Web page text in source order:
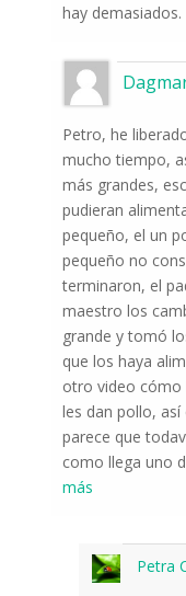
hay demasiados.
Petro, he
mucho tiempo,
más grandes,
pudieran
pequeño, el un
pequeño no
terminaron, el
maestro los
grande y tomó
que los haya
otro video cómo
les dan pollo,
parece que
como llega uno
más
Petra